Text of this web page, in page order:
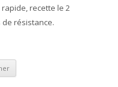
rapide,recette le 2
de résistance.